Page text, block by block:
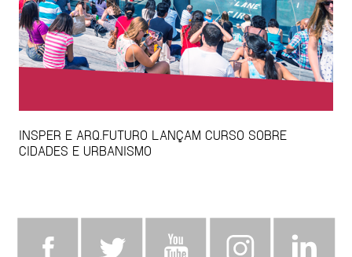
INSPER E ARQ.FUTURO LANÇAM CURSO SOBRE
CIDADES E URBANISMO